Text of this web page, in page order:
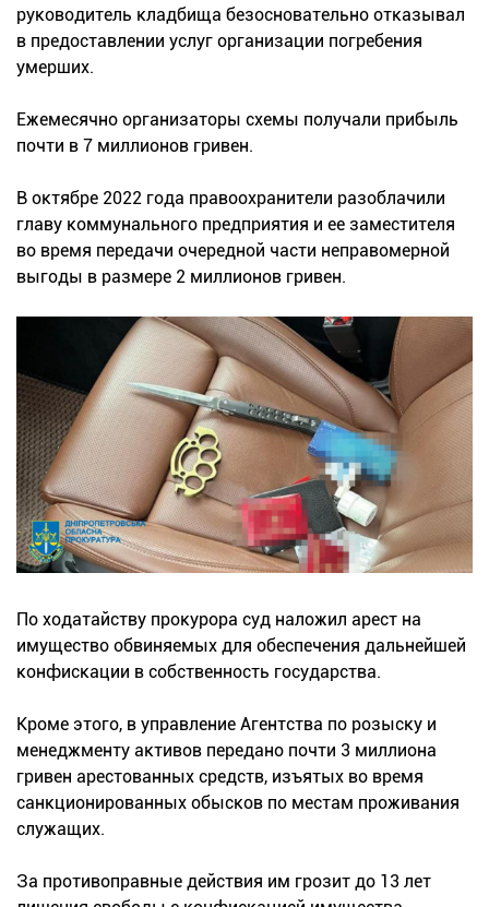
руководитель кладбища безосновательно отказывал
в предоставлении услуг организации погребения
умерших.
Ежемесячно организаторы схемы получали прибыль
почти в 7 миллионов гривен.
В октябре 2022 года правоохранители разоблачили
главу коммунального предприятия и ее заместителя
во время передачи очередной части неправомерной
выгоды в размере 2 миллионов гривен.
По ходатайству прокурора суд наложил арест на
имущество обвиняемых для обеспечения дальнейшей
конфискации в собственность государства.
Кроме этого, в управление Агентства по розыску и
менеджменту активов передано почти 3 миллиона
гривен арестованных средств, изъятых во время
санкционированных обысков по местам проживания
служащих.
За противоправные действия им грозит до 13 лет